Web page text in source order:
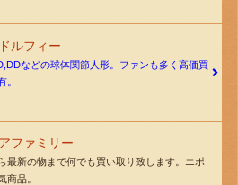
ルフィー
などの球体関節人形。ファンも多く高価買
。
ファミリー
最新の物まで何でも買い取り致します。エポ
商品。